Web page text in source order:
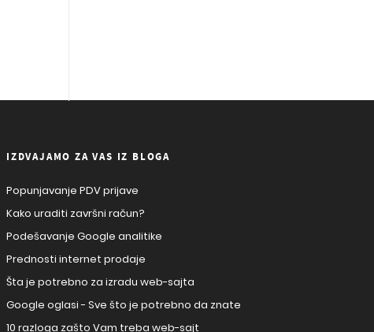
IZDVAJAMO ZA VAS IZ BLOGA
Popunjavanje PDV prijave
Kako uraditi završni račun?
Podešavanje Google analitike
Prednosti internet prodaje
Šta je potrebno za izradu web-sajta
Google oglasi - Sve što je potrebno da znate
10 razloga zašto Vam treba web-sajt